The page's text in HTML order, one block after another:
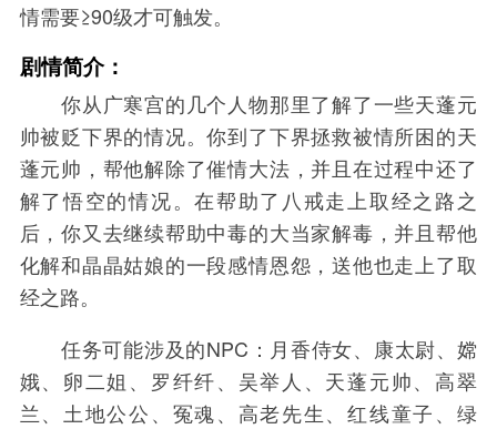
情需要≥90级才可触发。
剧情简介：
你从广寒宫的几个人物那里了解了一些天蓬元
帅被贬下界的情况。你到了下界拯救被情所困的天
蓬元帅，帮他解除了催情大法，并且在过程中还了
解了悟空的情况。在帮助了八戒走上取经之路之
后，你又去继续帮助中毒的大当家解毒，并且帮他
化解和晶晶姑娘的一段感情恩怨，送他也走上了取
经之路。
任务可能涉及的NPC：月香侍女、康太尉、嫦
娥、卵二姐、罗纤纤、吴举人、天蓬元帅、高翠
兰、土地公公、冤魂、高老先生、红线童子、绿